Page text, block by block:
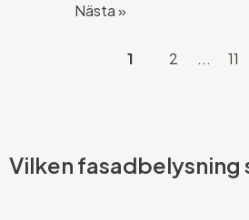
Nästa »
1 2 ... 11
Vilken fasadbelysning